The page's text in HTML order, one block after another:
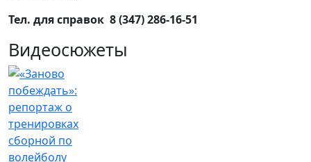
Тел. для справок 8 (347) 286-16-51
Видеосюжеты